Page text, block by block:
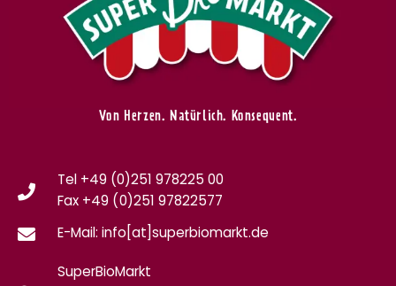
Von Herzen. Natürlich. Konsequent.
Tel +49 (0)251 978225 00
Fax +49 (0)251 97822577
E-Mail: info[at]superbiomarkt.de
SuperBioMarkt